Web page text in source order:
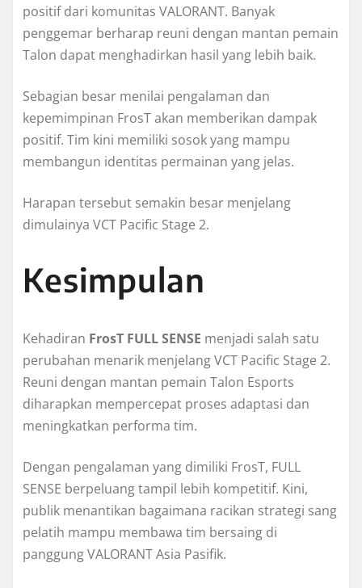
positif dari komunitas VALORANT. Banyak
penggemar berharap reuni dengan mantan pemain
Talon dapat menghadirkan hasil yang lebih baik.
Sebagian besar menilai pengalaman dan
kepemimpinan FrosT akan memberikan dampak
positif. Tim kini memiliki sosok yang mampu
membangun identitas permainan yang jelas.
Harapan tersebut semakin besar menjelang
dimulainya VCT Pacific Stage 2.
Kesimpulan
Kehadiran FrosT FULL SENSE menjadi salah satu
perubahan menarik menjelang VCT Pacific Stage 2.
Reuni dengan mantan pemain Talon Esports
diharapkan mempercepat proses adaptasi dan
meningkatkan performa tim.
Dengan pengalaman yang dimiliki FrosT, FULL
SENSE berpeluang tampil lebih kompetitif. Kini,
publik menantikan bagaimana racikan strategi sang
pelatih mampu membawa tim bersaing di
panggung VALORANT Asia Pasifik.